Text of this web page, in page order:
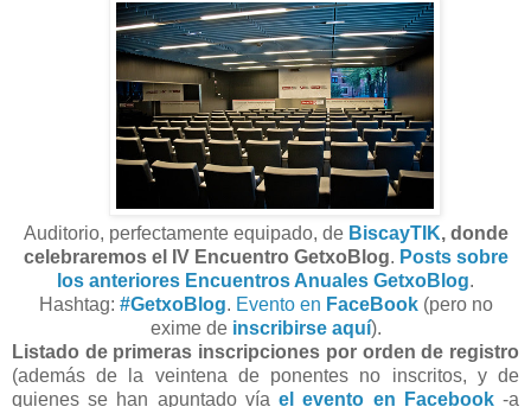
Auditorio, perfectamente equipado, de BiscayTIK, donde
celebraremos el
IV Encuentro GetxoBlog. Posts sobre
los anteriores Encuentros Anuales GetxoBlog.
Hashtag: #GetxoBlog. Evento en FaceBook(pero no
exime de inscribirse aquí).
Listado de primeras inscripciones por orden de registro
(además de la veintena de ponentes no inscritos, y de
quienes se han apuntado víael evento en Facebook-a